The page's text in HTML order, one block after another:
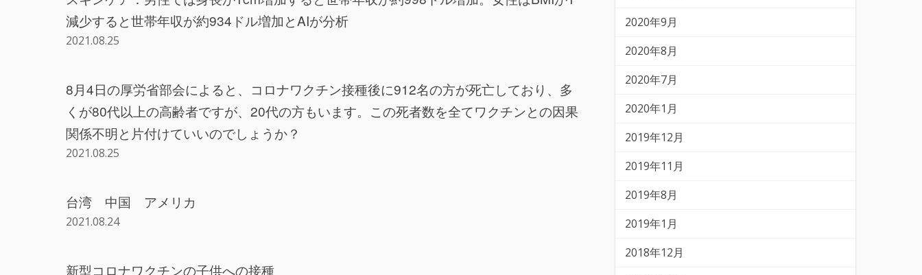
減少すると世帯年収が約934ドル増加とAIが分析
2021.08.25
8月4日の厚労省部会によると、コロナワクチン接種後に912名の方が死亡しており、多
くが80代以上の高齢者ですが、20代の方もいます。この死者数を全てワクチンとの因果
関係不明と片付けていいのでしょうか？
2021.08.25
台湾 中国 アメリカ
2021.08.24
新型コロナワクチンの子供への接種
2020年9月
2020年8月
2020年7月
2020年1月
2019年12月
2019年11月
2019年8月
2019年1月
2018年12月